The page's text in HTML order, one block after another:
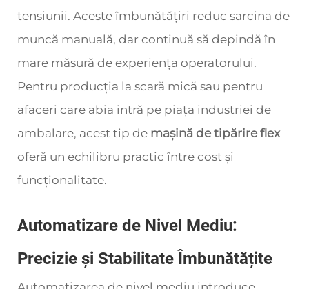
tensiunii. Aceste îmbunătățiri reduc sarcina de
muncă manuală, dar continuă să depindă în
mare măsură de experiența operatorului.
Pentru producția la scară mică sau pentru
afaceri care abia intră pe piața industriei de
ambalare, acest tip de mașină de tipărire flex
oferă un echilibru practic între cost și
funcționalitate.
Automatizare de Nivel Mediu:
Precizie și Stabilitate Îmbunătățite